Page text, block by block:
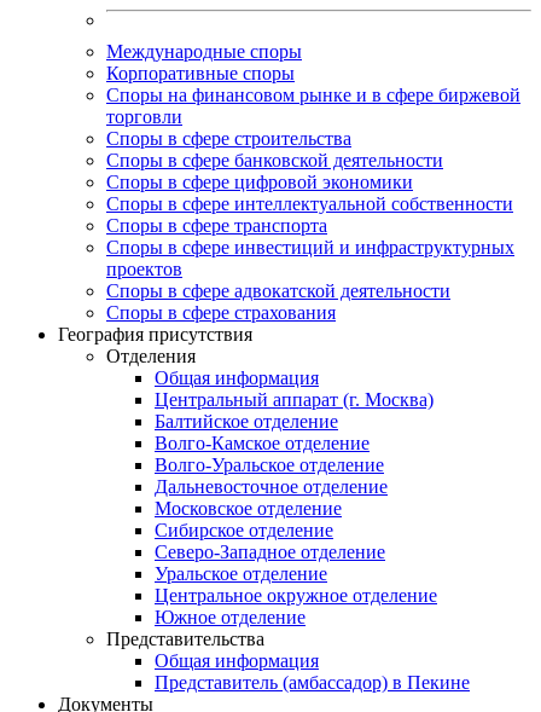
Международные споры
Корпоративные споры
Споры на финансовом рынке и в сфере биржевой
торговли
Споры в сфере строительства
Споры в сфере банковской деятельности
Споры в сфере цифровой экономики
Споры в сфере интеллектуальной собственности
Споры в сфере транспорта
Cпоры в сфере инвестиций и инфраструктурных
проектов
Споры в сфере адвокатской деятельности
Споры в сфере страхования
География присутствия
Отделения
Общая информация
Центральный аппарат (г. Москва)
Балтийское отделение
Волго-Камское отделение
Волго-Уральское отделение
Дальневосточное отделение
Московское отделение
Сибирское отделение
Северо-Западное отделение
Уральское отделение
Центральное окружное отделение
Южное отделение
Представительства
Общая информация
Представитель (амбассадор) в Пекине
Документы